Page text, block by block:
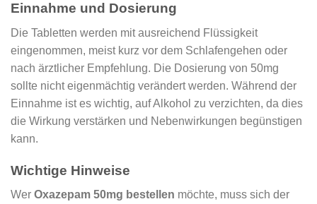
Einnahme und Dosierung
Die Tabletten werden mit ausreichend Flüssigkeit
eingenommen, meist kurz vor dem Schlafengehen oder
nach ärztlicher Empfehlung. Die Dosierung von 50mg
sollte nicht eigenmächtig verändert werden. Während der
Einnahme ist es wichtig, auf Alkohol zu verzichten, da dies
die Wirkung verstärken und Nebenwirkungen begünstigen
kann.
Wichtige Hinweise
Wer Oxazepam 50mg bestellen möchte, muss sich der